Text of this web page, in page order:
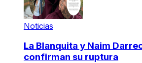
Noticias
La Blanquita y Naim
confirman su ruptura